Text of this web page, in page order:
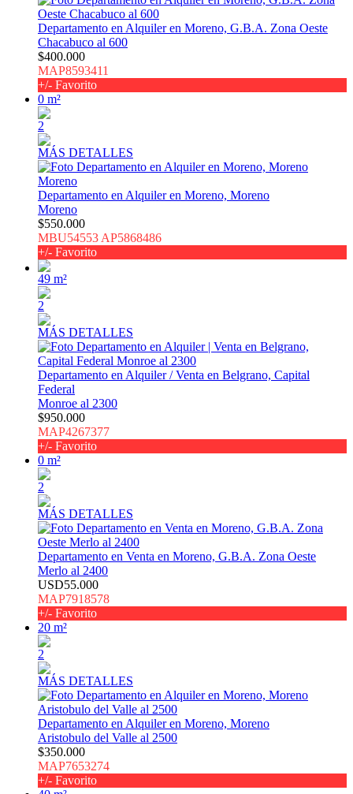
Departamento en Alquiler en Moreno, G.B.A. Zona Oeste
Chacabuco al 600
$400.000
MAP8593411
+/- Favorito
0 m²
2
MÁS DETALLES
Departamento en Alquiler en Moreno, Moreno
Moreno
$550.000
MBU54553 AP5868486
+/- Favorito
49 m²
2
MÁS DETALLES
Departamento en Alquiler / Venta en Belgrano, Capital
Federal
Monroe al 2300
$950.000
MAP4267377
+/- Favorito
0 m²
2
MÁS DETALLES
Departamento en Venta en Moreno, G.B.A. Zona Oeste
Merlo al 2400
USD55.000
MAP7918578
+/- Favorito
20 m²
2
MÁS DETALLES
Departamento en Alquiler en Moreno, Moreno
Aristobulo del Valle al 2500
$350.000
MAP7653274
+/- Favorito